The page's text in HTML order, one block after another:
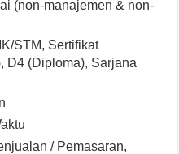
(non-manajemen & non-
STM, Sertifikat
D4 (Diploma), Sarjana
/ Pemasaran,